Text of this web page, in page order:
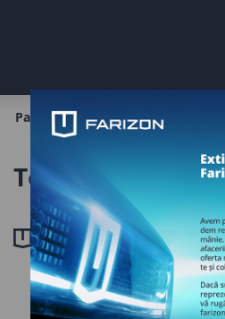
Pagina principală Test drive
Test drive
MODELE